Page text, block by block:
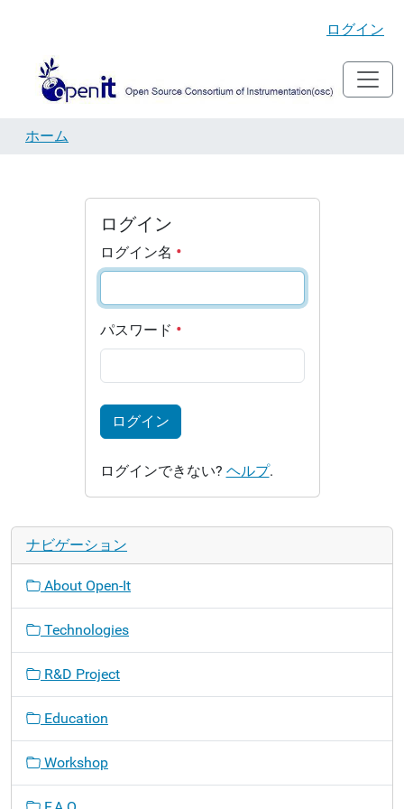
ログイン
ホーム
ログイン
ログイン名
パスワード
ログイン
ログインできない? ヘルプ.
ナビゲーション
About Open-It
Technologies
R&D Project
Education
Workshop